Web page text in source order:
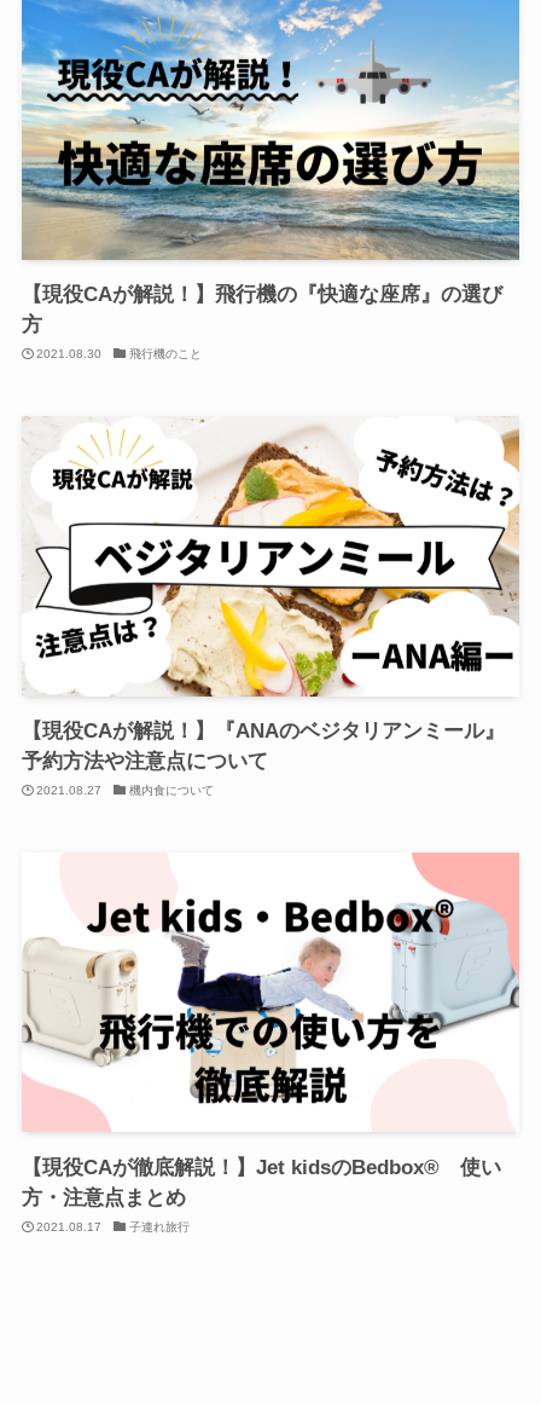
【現役CAが解説！】飛行機の『快適な座席』の選び
方
2021.08.30 飛行機のこと
【現役CAが解説！】『ANAのベジタリアンミール』
予約方法や注意点について
2021.08.27 機内食について
【現役CAが徹底解説！】Jet kidsのBedbox® 使い
方・注意点まとめ
2021.08.17 子連れ旅行